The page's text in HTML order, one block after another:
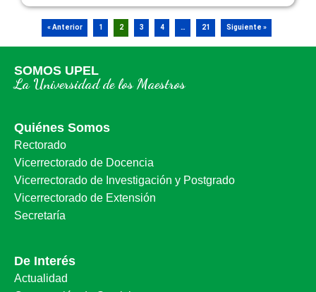
« Anterior 1 2 3 4 … 21 Siguiente »
SOMOS UPEL
La Universidad de los Maestros
Quiénes Somos
Rectorado
Vicerrectorado de Docencia
Vicerrectorado de Investigación y Postgrado
Vicerrectorado de Extensión
Secretaría
De Interés
Actualidad